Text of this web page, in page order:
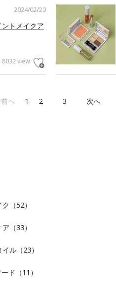
2024/02/20
トメイクア
8032 view
前へ 1 2 3 次へ
（52）
（33）
ル（23）
ド（11）